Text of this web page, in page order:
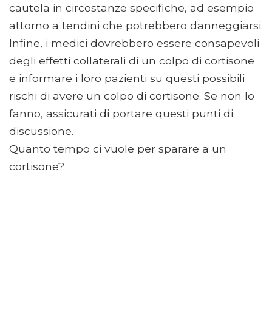
cautela in circostanze specifiche, ad esempio
attorno a tendini che potrebbero danneggiarsi.
Infine, i medici dovrebbero essere consapevoli
degli effetti collaterali di un colpo di cortisone
e informare i loro pazienti su questi possibili
rischi di avere un colpo di cortisone. Se non lo
fanno, assicurati di portare questi punti di
discussione.
Quanto tempo ci vuole per sparare a un
cortisone?